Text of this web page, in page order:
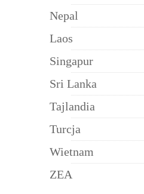
Nepal
Laos
Singapur
Sri Lanka
Tajlandia
Turcja
Wietnam
ZEA